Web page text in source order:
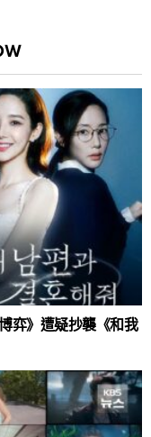
弈》遭疑抄襲《和我